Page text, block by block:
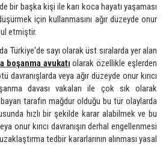
bir başka kişi ile karı koca hayatı yaşaması
için kullanmasını ağır düzeyde onur
etmiştir.
Türkiye'de sayı olarak üst sıralarda yer alan
boşanma avukatı olarak özellikle eşlerden
davranışlarda veya ağır düzeyde onur kırıcı
davası vakaları ile çok sık olarak
tarafın mağdur olduğu bu tür olaylarda
hızlı bir şekilde karar alabilmek ve bu
onur kırıcı davranışın derhal engellenmesi
tedbir kararlarının alınması yasal